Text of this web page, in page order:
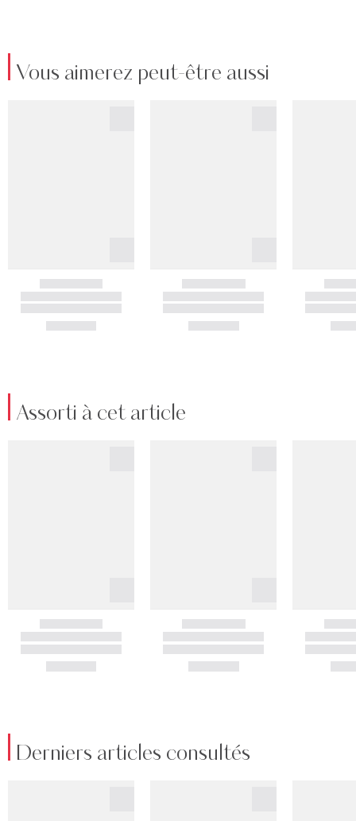
Vous aimerez peut-être aussi
Assorti à cet article
Derniers articles consultés